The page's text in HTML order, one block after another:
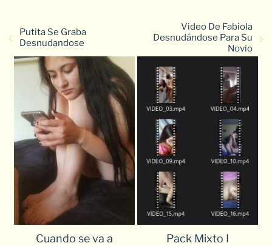
Putita Se Graba
Desnudandose
Video De Fabiola
Desnudándose Para Su
Novio
Cuando se va a
Pack Mixto I